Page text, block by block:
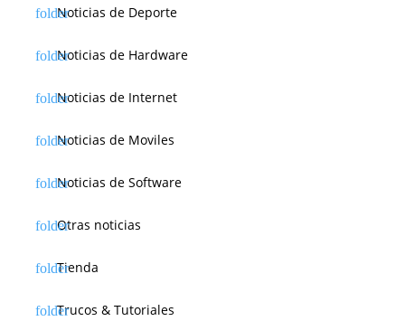
Noticias de Deporte
Noticias de Hardware
Noticias de Internet
Noticias de Moviles
Noticias de Software
Otras noticias
Tienda
Trucos & Tutoriales